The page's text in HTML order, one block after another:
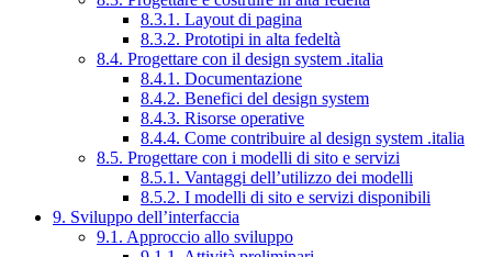
8.3.1. Layout di pagina
8.3.2. Prototipi in alta fedeltà
8.4. Progettare con il design system .italia
8.4.1. Documentazione
8.4.2. Benefici del design system
8.4.3. Risorse operative
8.4.4. Come contribuire al design system .italia
8.5. Progettare con i modelli di sito e servizi
8.5.1. Vantaggi dell’utilizzo dei modelli
8.5.2. I modelli di sito e servizi disponibili
9. Sviluppo dell’interfaccia
9.1. Approccio allo sviluppo